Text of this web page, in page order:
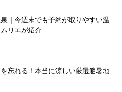
｜今週末でも予約が取りやすい温
リエが紹介
を忘れる！本当に涼しい厳選避暑地